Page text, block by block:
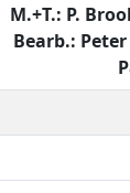
M.+T.: P.
Bearb.: